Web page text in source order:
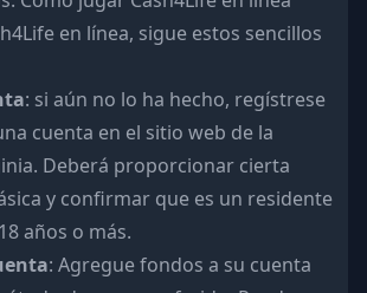
en línea, sigue estos sencillos
: si aún no lo ha hecho, regístrese
cuenta en el sitio web de la
Deberá proporcionar cierta
y confirmar que es un residente
años o más.
: Agregue fondos a su cuenta